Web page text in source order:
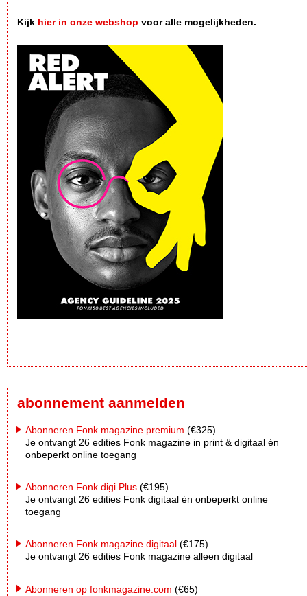
Kijk hier in onze webshop voor alle mogelijkheden.
abonnement aanmelden
Abonneren Fonk magazine premium (€325)
Je ontvangt 26 edities Fonk magazine in print & digitaal én
onbeperkt online toegang
Abonneren Fonk digi Plus (€195)
Je ontvangt 26 edities Fonk digitaal én onbeperkt online
toegang
Abonneren Fonk magazine digitaal (€175)
Je ontvangt 26 edities Fonk magazine alleen digitaal
Abonneren op fonkmagazine.com (€65)